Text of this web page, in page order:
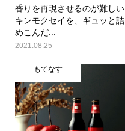
香りを再現させるのが難しい
キンモクセイを、ギュッと詰
めこんだ...
2021.08.25
もてなす